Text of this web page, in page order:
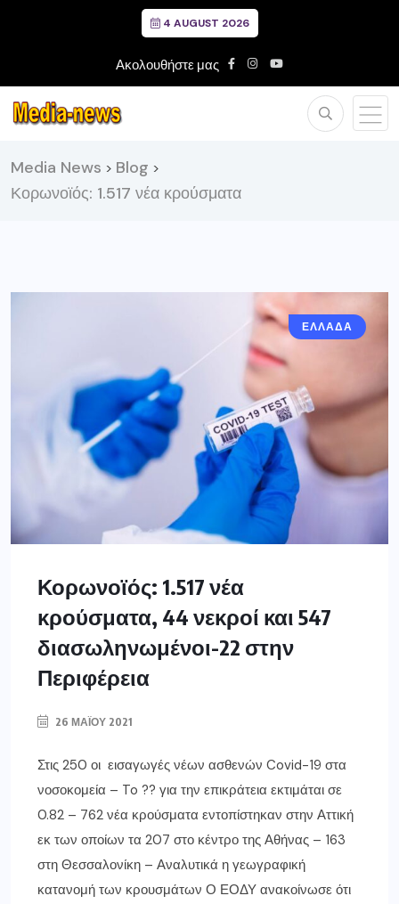
4 AUGUST 2026
Ακολουθήστε μας
Media News > Blog >
Κορωνοϊός: 1.517 νέα κρούσματα
ΕΛΛΑΔΑ
Κορωνοϊός: 1.517 νέα
κρούσματα, 44 νεκροί και 547
διασωληνωμένοι-22 στην
Περιφέρεια
26 ΜΑΪ́ΟΥ 2021
Στις 250 οι εισαγωγές νέων ασθενών Covid-19 στα
νοσοκομεία – To ?? για την επικράτεια εκτιμάται σε
0.82 – 762 νέα κρούσματα εντοπίστηκαν στην Αττική
εκ των οποίων τα 207 στο κέντρο της Αθήνας – 163
στη Θεσσαλονίκη – Αναλυτικά η γεωγραφική
κατανομή των κρουσμάτων Ο ΕΟΔΥ ανακοίνωσε ότι